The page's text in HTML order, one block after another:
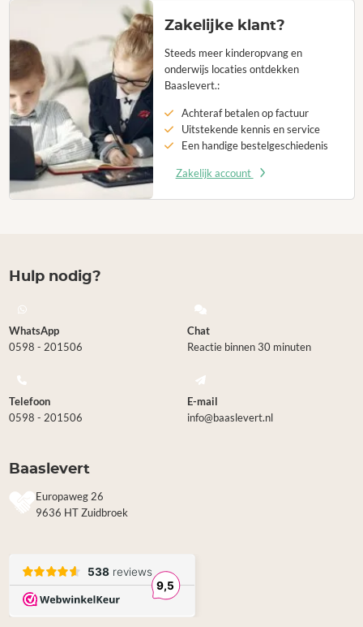
Zakelijke klant?
Steeds meer kinderopvang en
onderwijs locaties ontdekken
Baaslevert.:
Achteraf betalen op factuur
Uitstekende kennis en service
Een handige bestelgeschiedenis
Zakelijk account
Hulp nodig?
WhatsApp
0598 - 201506
Chat
Reactie binnen 30 minuten
Telefoon
0598 - 201506
E-mail
info@baaslevert.nl
Baaslevert
Europaweg 26
9636 HT Zuidbroek